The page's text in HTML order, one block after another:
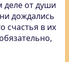
деле от души
дождались
счастья в их